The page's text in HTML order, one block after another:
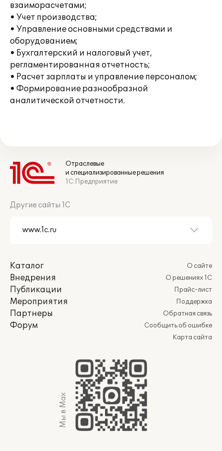
взаиморасчетами;
• Учет производства;
• Управление основными средствами и
оборудованием;
• Бухгалтерский и налоговый учет,
регламентированная отчетность;
• Расчет зарплаты и управление персоналом;
• Формирование разнообразной
аналитической отчетности.
Отраслевые
и специализированные решения
1С:Предприятие
Другие сайты 1С
Каталог
Внедрения
Публикации
Мероприятия
Партнеры
Форум
О сайте
О решениях 1С
Прайс-лист
Поддержка
Обратная связь
Сообщить об ошибке
Карта сайта
Мы в Max